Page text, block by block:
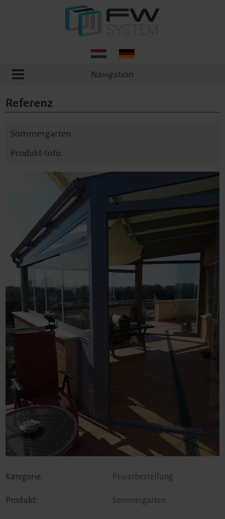
Navigation
Referenz
Sommergarten
Produkt-Info:
Kategorie: Privatbestellung
Produkt: Sommergarten